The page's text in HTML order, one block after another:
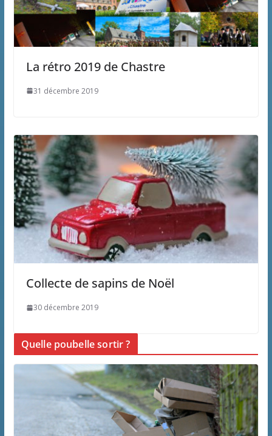
La rétro 2019 de Chastre
31 décembre 2019
Collecte de sapins de Noël
30 décembre 2019
Quelle poubelle sortir ?